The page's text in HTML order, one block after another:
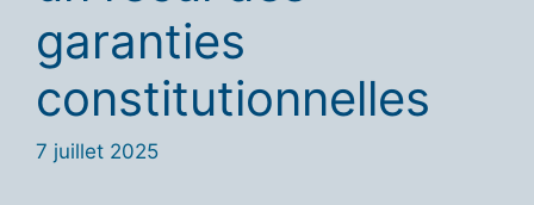
garanties
constitutionnelles
7 juillet 2025